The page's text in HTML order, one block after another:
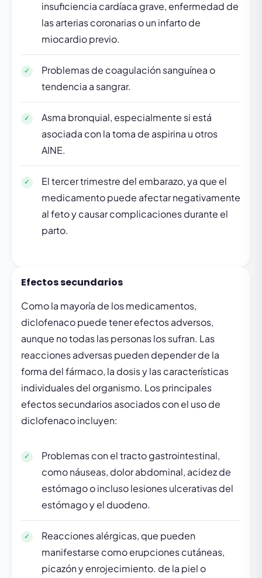
insuficiencia cardíaca grave, enfermedad de
las arterias coronarias o un infarto de
miocardio previo.
Problemas de coagulación sanguínea o
tendencia a sangrar.
Asma bronquial, especialmente si está
asociada con la toma de aspirina u otros
AINE.
El tercer trimestre del embarazo, ya que el
medicamento puede afectar negativamente
al feto y causar complicaciones durante el
parto.
Efectos secundarios
Como la mayoría de los medicamentos,
diclofenaco puede tener efectos adversos,
aunque no todas las personas los sufran. Las
reacciones adversas pueden depender de la
forma del fármaco, la dosis y las características
individuales del organismo. Los principales
efectos secundarios asociados con el uso de
diclofenaco incluyen:
Problemas con el tracto gastrointestinal,
como náuseas, dolor abdominal, acidez de
estómago o incluso lesiones ulcerativas del
estómago y el duodeno.
Reacciones alérgicas, que pueden
manifestarse como erupciones cutáneas,
picazón y enrojecimiento. de la piel o